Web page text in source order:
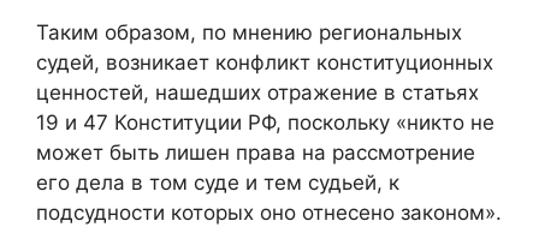
Таким образом, по мнению региональных
судей, возникает конфликт конституционных
ценностей, нашедших отражение в статьях
19 и 47 Конституции РФ, поскольку «никто не
может быть лишен права на рассмотрение
его дела в том суде и тем судьей, к
подсудности которых оно отнесено законом».